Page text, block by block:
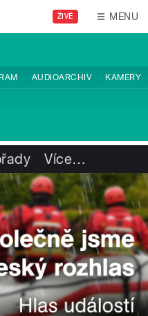
ŽIVĚ MENU
AUDIOARCHIV KAMERY
Více…